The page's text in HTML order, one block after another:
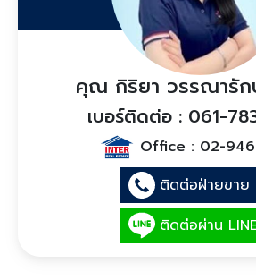
คุณ กิริยา วรรณารั
เบอร์ติดต่อ : 061-
Office : 02-
ติดต่อฝ่ายขาย
ติดต่อผ่าน